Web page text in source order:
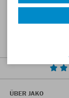
ÜBER JAKO